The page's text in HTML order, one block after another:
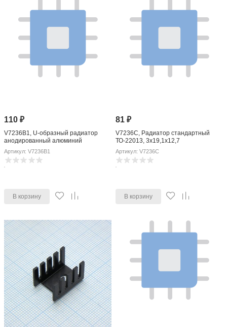
110₽
V7236B1, U-образный радиатор
анодированный алюминий
13,3x19,1x9,53мм
Артикул: V7236B1
В корзину
81 ₽
V7236C, Радиатор стандартный
ТО-22013, 3х19,1х12,7
Артикул: V7236C
В корзину